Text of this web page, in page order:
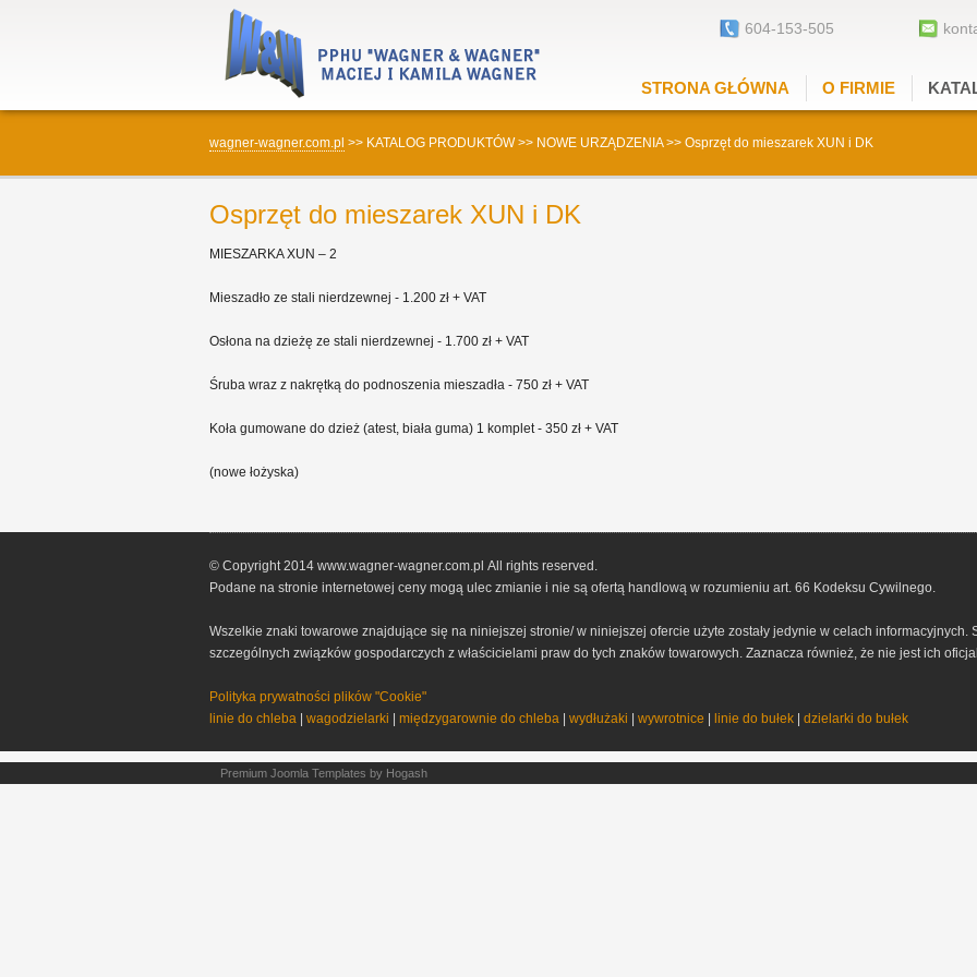
604-153-505
STRONA GŁÓWNA O FIRMIE
wagner-wagner.com.pl >> KATALOG PRODUKTÓW>> NOWE URZĄDZENIA>> Osprzęt do mieszarek XUN i DK
Osprzęt do mieszarek XUN i DK
MIESZARKA XUN – 2
Mieszadło ze stali nierdzewnej - 1.200 zł + VAT
Osłona na dzieżę ze stali nierdzewnej - 1.700 zł + VAT
Śruba wraz z nakrętką do podnoszenia mieszadła - 750 zł + VAT
Koła gumowane do dzież (atest, biała guma) 1 komplet - 350 zł + VAT
(nowe łożyska)
© Copyright 2014 www.wagner-wagner.com.pl All rights reserved.
Podane na stronie internetowej ceny mogą ulec zmianie i nie są ofertą handlową w rozumieniu art. 66 Kodeksu Cywilnego.
Wszelkie znaki towarowe znajdujące się na niniejszej stronie/ w niniejszej ofercie użyte zostały jedynie w celach informacyjnych.
szczególnych związków gospodarczych z właścicielami praw do tych znaków towarowych. Zaznacza również, że nie jest ich
Polityka prywatności plików "Cookie"
linie do chleba
wagodzielarki międzygarownie do chleba wydłużaki wywrotnice linie do bułek dzielarki do bułek
Premium Joomla Templates by Hogash